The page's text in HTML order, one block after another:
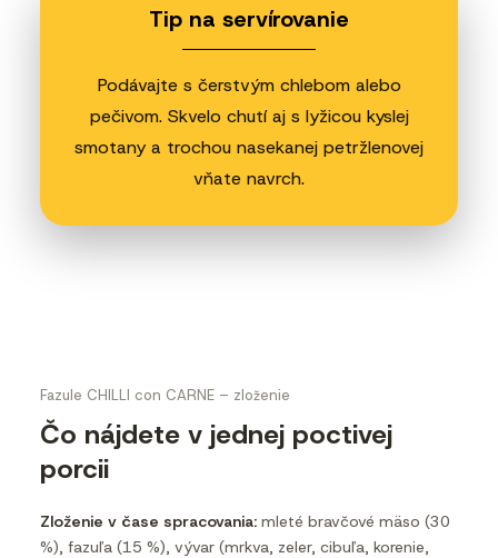
Tip na servírovanie
Podávajte s čerstvým chlebom alebo
pečivom. Skvelo chutí aj s lyžicou kyslej
smotany a trochou nasekanej petržlenovej
vňate navrch.
Fazule CHILLI con CARNE – zloženie
Čo nájdete v jednej poctivej
porcii
Zloženie v čase spracovania: mleté bravčové mäso (30
%), fazuľa (15 %), vývar (mrkva, zeler, cibuľa, korenie,